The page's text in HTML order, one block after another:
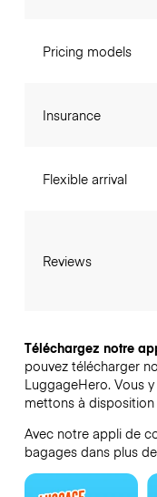
Pricing models
Insurance
Flexible arrival
Reviews
Téléchargez notre
pouvez télécharger
LuggageHero. Vous
mettons à
Avec notre appli de
bagages dans plus